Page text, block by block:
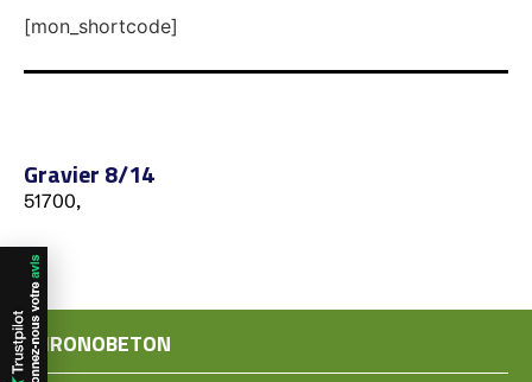
[mon_shortcode]
Gravier 8/14
51700,
CHRONOBETON